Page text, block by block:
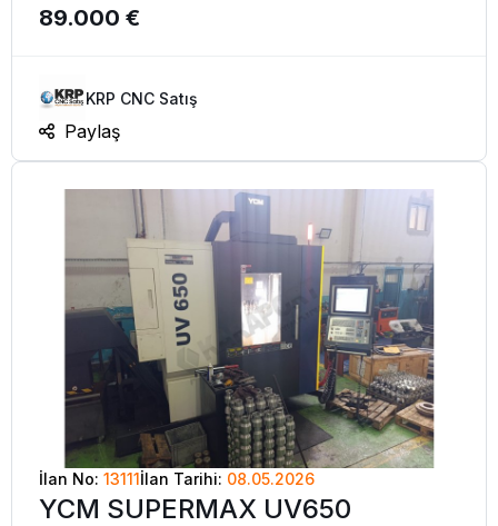
2008
89.000 €
KRP CNC Satış
Paylaş
İlan No: 13111İlan Tarihi: 08.05.2026
YCM SUPERMAX UV650